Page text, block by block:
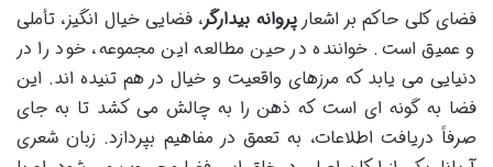
فضای کلی حاکم بر اشعارپروانه بیدارگر، فضایی خیال انگیز، تأملی
و عمیق است. خواننده در حین مطالعه این مجموعه، خود را در
دنیایی می یابد که مرزهای واقعیت و خیال در هم تنیده اند. این
فضا به گونه ای است که ذهن را به چالش می کشد تا به جای
صرفاً دریافت اطلاعات، به تعمق در مفاهیم بپردازد. زبان شعری